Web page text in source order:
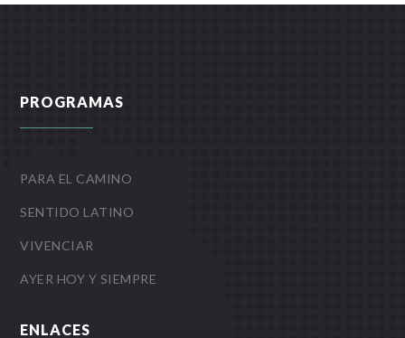
PROGRAMAS
PARA EL CAMINO
SENTIDO LATINO
VIVENCIAR
AYER HOY Y SIEMPRE
ENLACES